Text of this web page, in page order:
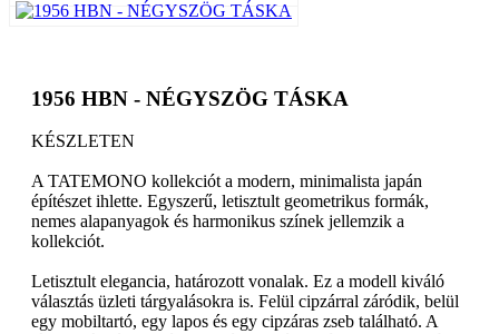
1956 HBN - NÉGYSZÖG TÁSKA
KÉSZLETEN
A TATEMONO kollekciót a modern, minimalista japán
építészet ihlette. Egyszerű, letisztult geometrikus formák,
nemes alapanyagok és harmonikus színek jellemzik a
kollekciót.
Letisztult elegancia, határozott vonalak. Ez a modell kiváló
választás üzleti tárgyalásokra is. Felül cipzárral záródik, belül
egy mobiltartó, egy lapos és egy cipzáras zseb található. A